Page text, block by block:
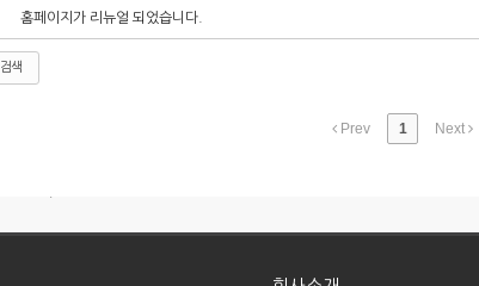
홈페이지가 리뉴얼 되었습니다.
검색
Prev 1 Next